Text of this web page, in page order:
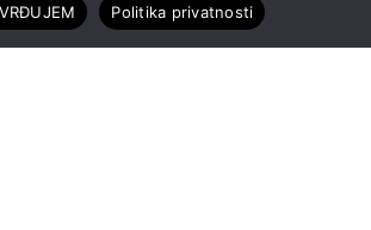
Politika privatnosti